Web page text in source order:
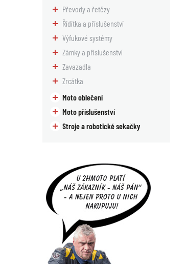
Převody a řetězy
Řídítka a příslušenství
Výfukové systémy
Zámky a příslušenství
Zavazadla
Zrcátka
Moto oblečení
Moto příslušenství
Stroje a robotické sekačky